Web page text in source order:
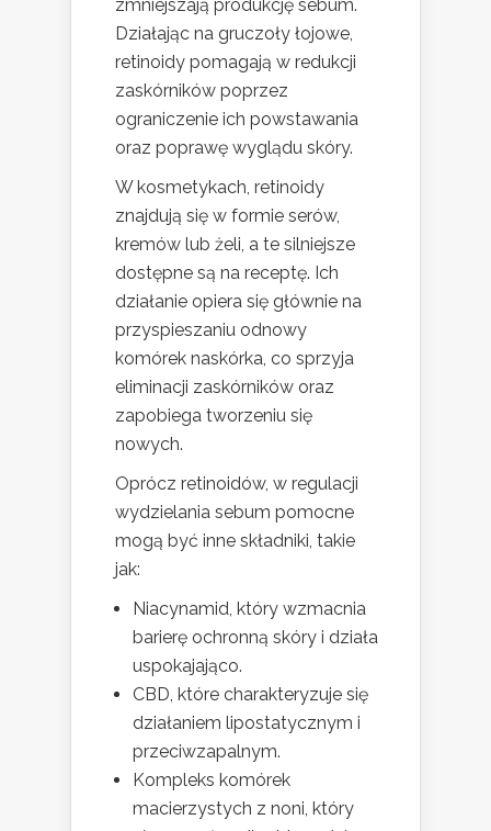
zmniejszają produkcję sebum.
Działając na gruczoły łojowe,
retinoidy pomagają w redukcji
zaskórników poprzez
ograniczenie ich powstawania
oraz poprawę wyglądu skóry.
W kosmetykach, retinoidy
znajdują się w formie serów,
kremów lub żeli, a te silniejsze
dostępne są na receptę. Ich
działanie opiera się głównie na
przyspieszaniu odnowy
komórek naskórka, co sprzyja
eliminacji zaskórników oraz
zapobiega tworzeniu się
nowych.
Oprócz retinoidów, w regulacji
wydzielania sebum pomocne
mogą być inne składniki, takie
jak:
Niacynamid, który wzmacnia
barierę ochronną skóry i działa
uspokajająco.
CBD, które charakteryzuje się
działaniem lipostatycznym i
przeciwzapalnym.
Kompleks komórek
macierzystych z noni, który